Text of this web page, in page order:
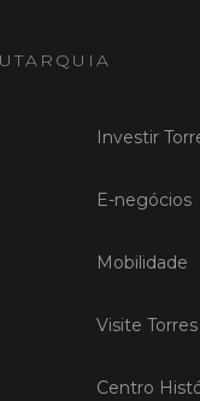
Investir
E-negócios
Mobilidade
Visite
Centro